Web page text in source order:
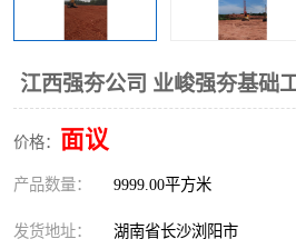
江西强夯公司 业峻强夯基础
价格： 面议
产品数量： 9999.00平方米
发货地址： 湖南省长沙浏阳市